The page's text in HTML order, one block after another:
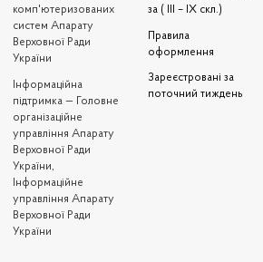
комп'ютеризованих
систем Апарату
Верховної Ради
України
Iнформаційна
підтримка — Головне
організаційне
управління Апарату
Верховної Ради
України,
Інформаційне
управління Апарату
Верховної Ради
України
за ( III – IX скл.)
Правила
оформлення
Зареєстровані за
поточний тиждень